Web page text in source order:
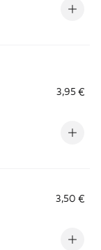
3,95 €
3,50 €